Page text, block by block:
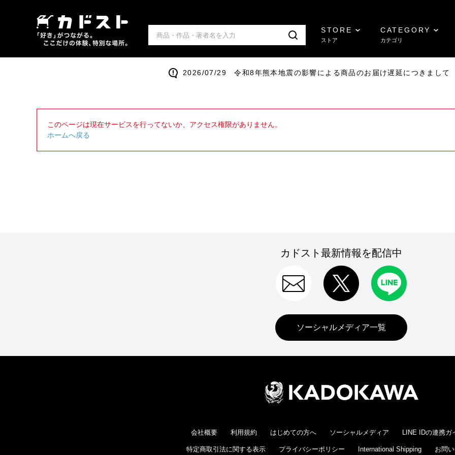
STORE
ストア
CATEGORY
カテゴリ
2026/07/29 令和8年熊本地震の影響による商品のお届け遅延につきまして
このページは現在サービスを行ってないか、アクセス権限がありません。
ホームへ戻る
カドスト最新情報を配信中
ソーシャルメディア一覧
会社概要 利用規約 はじめての方へ ソーシャルメディア LINE IDの連携ガ
特定商取引法に関する表示 プライバシーポリシー International Shipping お問